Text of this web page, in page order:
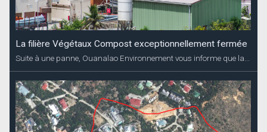
La filière Végétaux Compost exceptionnellement fermée
Suite à une panne, Ouanalao Environnement vous informe que la...